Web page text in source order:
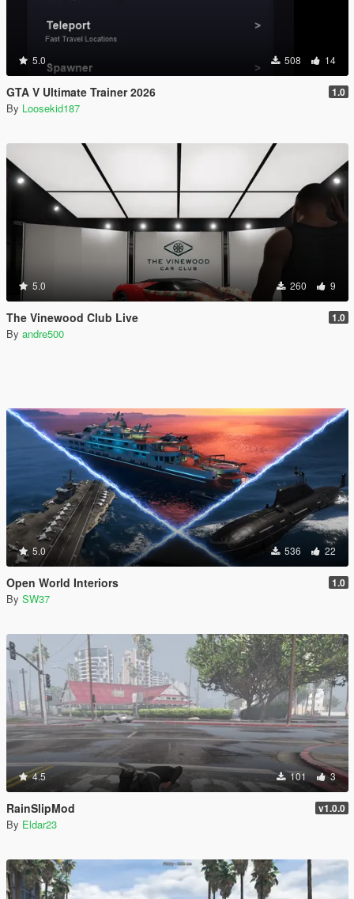
5.0 508 14
GTA V Ultimate Trainer 2026 1.0
By Loosekid187
5.0 260 9
The Vinewood Club Live 1.0
By andre500
5.0 536 22
Open World Interiors 1.0
By SW37
4.5 101 3
RainSlipMod v1.0.0
By Eldar23